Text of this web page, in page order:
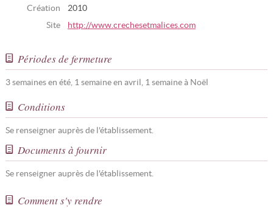
Création
2010
Site
http://www.crechesetmalices.com
Périodes de fermeture
3 semaines en été, 1 semaine en avril, 1 semaine à Noël
Conditions
Se renseigner auprès de l'établissement.
Documents à fournir
Se renseigner auprès de l'établissement.
Comment s'y rendre